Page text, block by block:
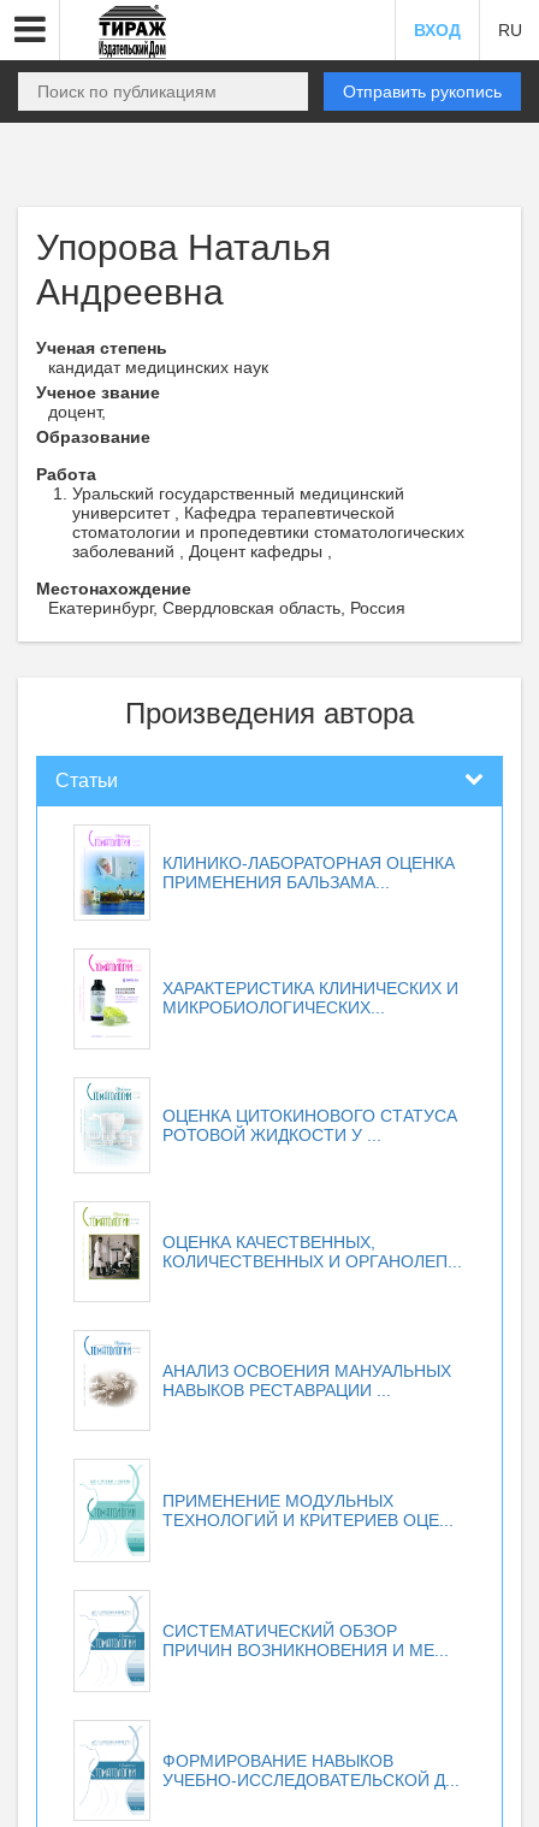
ВХОД RU
Отправить рукопись
Упорова Наталья
Андреевна
Ученая степень
кандидат медицинских наук
Ученое звание
доцент,
Образование
Работа
Уральский государственный медицинский
университет , Кафедра терапевтической
стоматологии и пропедевтики стоматологических
заболеваний , Доцент кафедры ,
Местонахождение
Екатеринбург, Свердловская область, Россия
Произведения автора
Статьи
КЛИНИКО-ЛАБОРАТОРНАЯ ОЦЕНКА
ПРИМЕНЕНИЯ БАЛЬЗАМА...
ХАРАКТЕРИСТИКА КЛИНИЧЕСКИХ И
МИКРОБИОЛОГИЧЕСКИХ...
ОЦЕНКА ЦИТОКИНОВОГО СТАТУСА
РОТОВОЙ ЖИДКОСТИ У ...
ОЦЕНКА КАЧЕСТВЕННЫХ,
КОЛИЧЕСТВЕННЫХ И ОРГАНОЛЕП...
АНАЛИЗ ОСВОЕНИЯ МАНУАЛЬНЫХ
НАВЫКОВ РЕСТАВРАЦИИ ...
ПРИМЕНЕНИЕ МОДУЛЬНЫХ
ТЕХНОЛОГИЙ И КРИТЕРИЕВ ОЦЕ...
СИСТЕМАТИЧЕСКИЙ ОБЗОР
ПРИЧИН ВОЗНИКНОВЕНИЯ И МЕ...
ФОРМИРОВАНИЕ НАВЫКОВ
УЧЕБНО-ИССЛЕДОВАТЕЛЬСКОЙ Д...